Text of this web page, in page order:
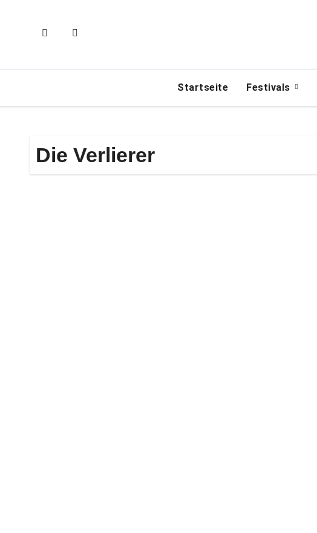
Startseite Festivals
Die Verlierer